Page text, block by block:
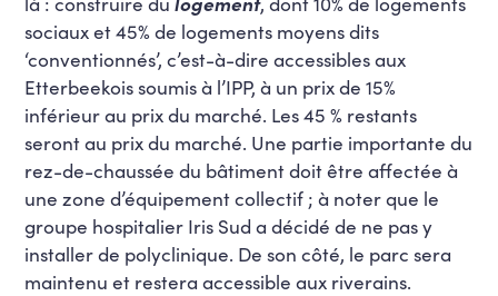
sociaux et 45% de logements moyens dits
‘conventionnés’, c’est-à-dire accessibles aux
Etterbeekois soumis à l’IPP, à un prix de 15%
inférieur au prix du marché. Les 45 % restants
seront au prix du marché. Une partie importante du
rez-de-chaussée du bâtiment doit être affectée à
une zone d’équipement collectif ; à noter que le
groupe hospitalier Iris Sud a décidé de ne pas y
installer de polyclinique. De son côté, le parc sera
maintenu et restera accessible aux riverains.